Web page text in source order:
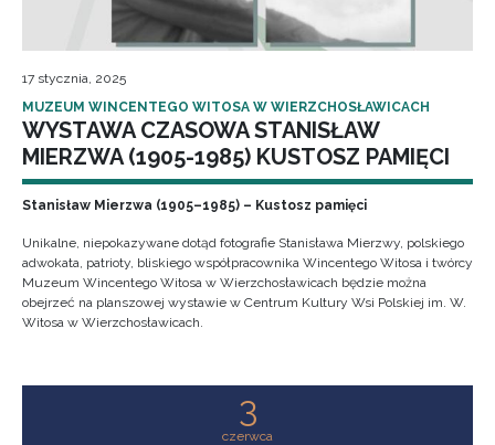
17 stycznia, 2025
MUZEUM WINCENTEGO WITOSA W WIERZCHOSŁAWICACH
WYSTAWA CZASOWA STANISŁAW
MIERZWA (1905-1985) KUSTOSZ PAMIĘCI
Stanisław Mierzwa (1905–1985) – Kustosz pamięci
Unikalne, niepokazywane dotąd fotografie Stanisława Mierzwy, polskiego
adwokata, patrioty, bliskiego współpracownika Wincentego Witosa i twórcy
Muzeum Wincentego Witosa w Wierzchosławicach będzie można
obejrzeć na planszowej wystawie w Centrum Kultury Wsi Polskiej im. W.
Witosa w Wierzchosławicach.
3
czerwca